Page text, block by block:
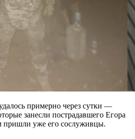
примерно через сутки —
занесли пострадавшего Егора
пришли уже его сослуживцы.